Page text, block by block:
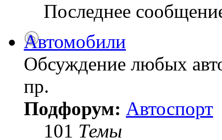
Последнее
Автомобили
Обсуждение любых
пр.
Подфорум: Автоспорт
101 Темы